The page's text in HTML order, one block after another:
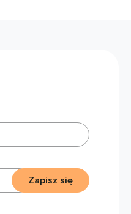
Zapisz się